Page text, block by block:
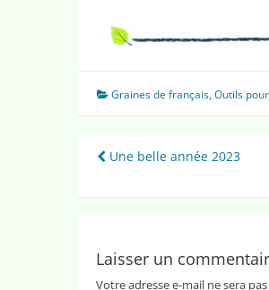
Graines de français,Outils
Navigation
de
Une belle année 2023
Laisser un
Votre adresse e-mail ne sera